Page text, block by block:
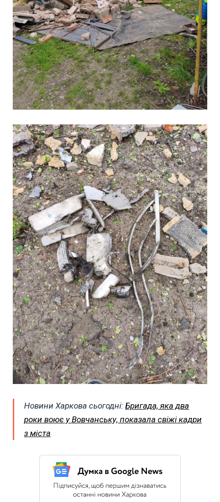
Новини Харкова сьогодні: Бригада, яка два
роки воює у Вовчанську, показала свіжі кадри
з міста